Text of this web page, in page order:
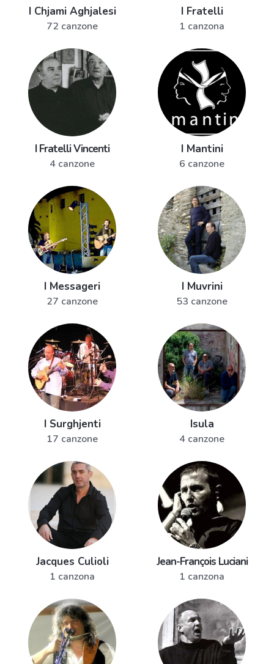
I Chjami Aghjalesi
72 canzone
I Fratelli
1 canzona
I Fratelli Vincenti
4 canzone
I Mantini
6 canzone
I Messageri
27 canzone
I Muvrini
53 canzone
I Surghjenti
17 canzone
Isula
4 canzone
Jacques Culioli
1 canzona
Jean-François Luciani
1 canzona